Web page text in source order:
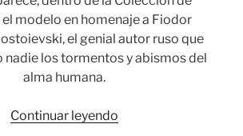
modelo en homenaje a Fiodor
el genial autor ruso que
nadie los tormentos y abismos del
alma humana.
Continuar leyendo«Montblanc